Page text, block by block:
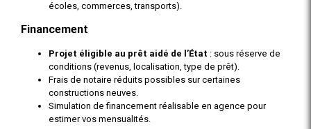
écoles, commerces, transports).
Financement
Projet éligible au prêt aidé de l’État : sous réserve de
conditions (revenus, localisation, type de prêt).
Frais de notaire réduits possibles sur certaines
constructions neuves.
Simulation de financement réalisable en agence pour
estimer vos mensualités.